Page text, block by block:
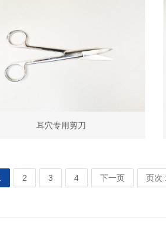
耳穴专用剪刀
2 3 4 下一页 页次